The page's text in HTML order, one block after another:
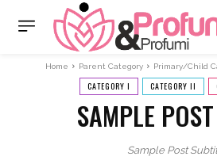
Home Parent Category Primary/Child
CATEGORY I CATEGORY II
SAMPLE
Sample Post